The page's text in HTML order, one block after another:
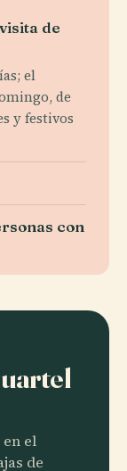
de
el
de
y festivos
con
el
de